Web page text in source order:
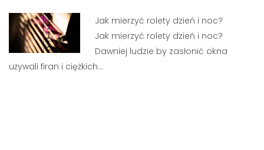
Jak mierzyć rolety dzień i noc?
Jak mierzyć rolety dzień i noc?
Dawniej ludzie by zasłonić okna
używali firan i ciężkich…